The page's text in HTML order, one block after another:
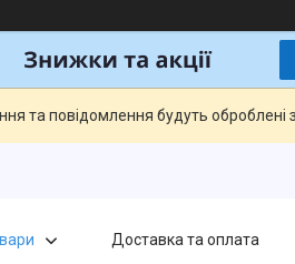
та повідомлення будуть
Доставка та оплата